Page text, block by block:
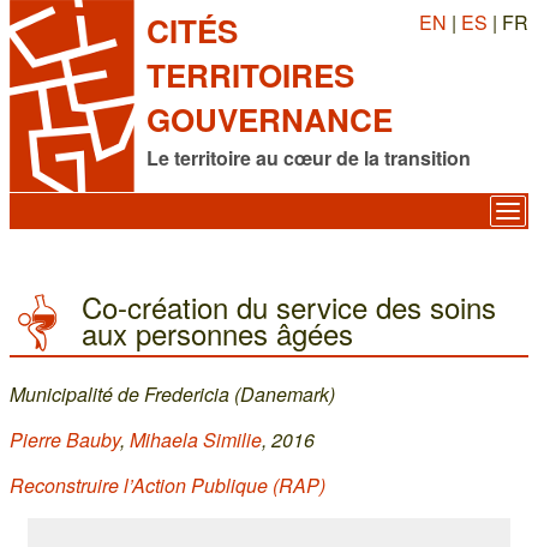
CITÉS
TERRITOIRES
GOUVERNANCE
Le territoire au cœur de la transition
EN | ES | FR
Co-création du service des soins
aux personnes âgées
Municipalité de Fredericia (Danemark)
Pierre Bauby, Mihaela Similie, 2016
Reconstruire l’Action Publique (RAP)